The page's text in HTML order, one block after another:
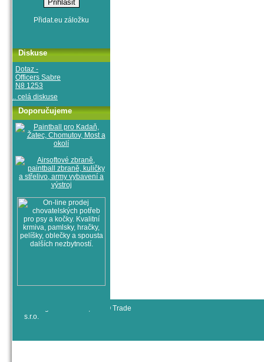
Diskuse
Dotaz -
Officers Sabre
N8 1253
.. celá diskuse
Doporučujeme
© All rights reserved, RYJO Trade
s.r.o.